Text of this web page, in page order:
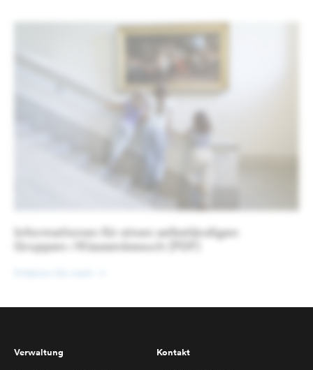
Informationen für einen selbständigen
Gruppen-/Klassenbesuch (PDF)
Verwaltung Kontakt